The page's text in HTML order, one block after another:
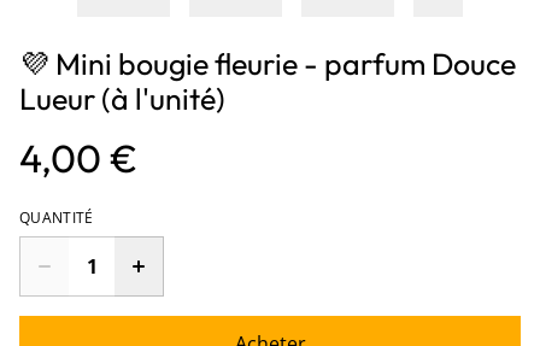
💜 Mini bougie fleurie - parfum Douce
Lueur (à l'unité)
4,00 €
QUANTITÉ